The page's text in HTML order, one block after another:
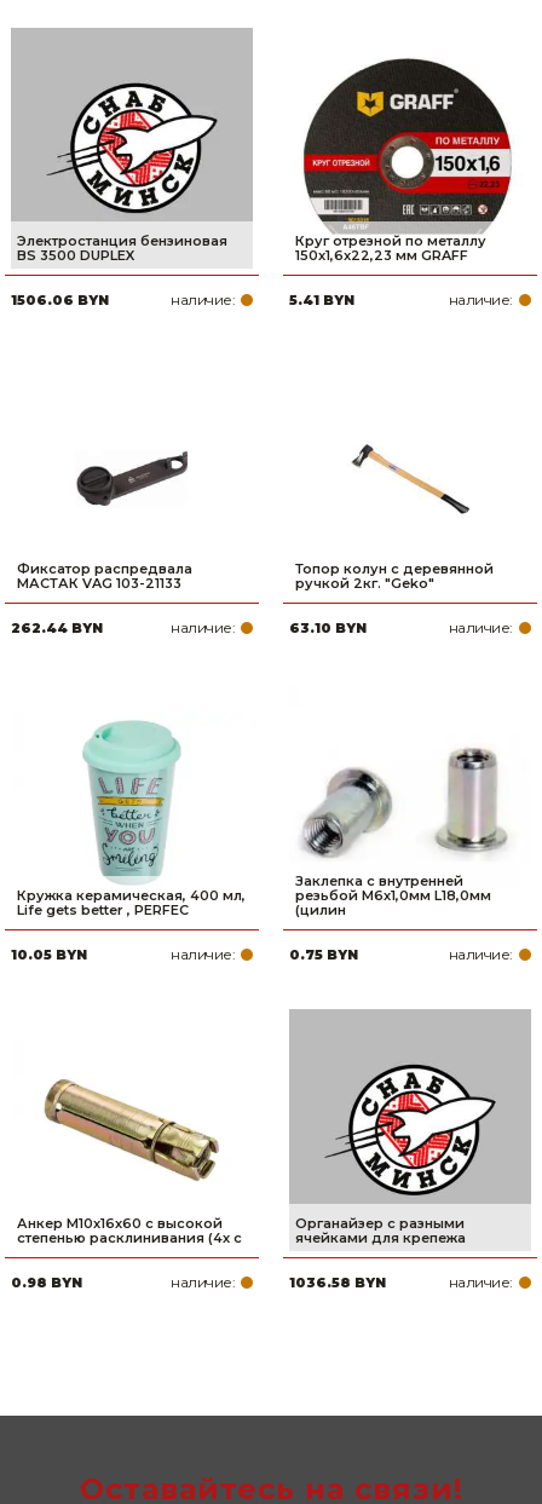
Электростанция бензиновая
BS 3500 DUPLEX
1506.06 BYN наличие:
Круг отрезной по металлу
150x1,6x22,23 мм GRAFF
5.41 BYN наличие:
Фиксатор распредвала
МАСТАК VAG 103-21133
262.44 BYN наличие:
Топор колун c деревянной
ручкой 2кг. "Geko"
63.10 BYN наличие:
Кружка керамическая, 400 мл,
Life gets better , PERFEC
10.05 BYN наличие:
Заклепка с внутренней
резьбой М6х1,0мм L18,0мм
(цилин
0.75 BYN наличие:
Анкер М10х16х60 с высокой
степенью расклинивания (4х с
0.98 BYN наличие:
Органайзер с разными
ячейками для крепежа
1036.58 BYN наличие:
Оставайтесь на связи!